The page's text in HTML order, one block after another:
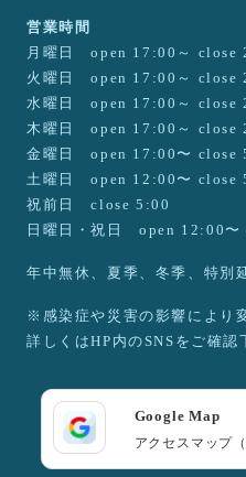
営業時間
月曜日 open 17:00～ close
火曜日 open 17:00～ close
水曜日 open 17:00～ close
木曜日 open 17:00～ close
金曜日 open 17:00〜 close
土曜日 open 12:00〜 close
祝前日 close 5:00
日曜日・祝日 open 12:00〜
年中無休、夏季、冬季、特別
※感染症や災害の影響により
詳しくはHP内のSNSをご確認
Google Map
アクセスマップ（